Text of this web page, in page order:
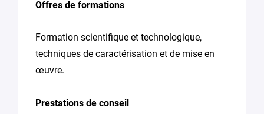
Offres de formations
Formation scientifique et technologique,
techniques de caractérisation et de mise en
œuvre.
Prestations de conseil